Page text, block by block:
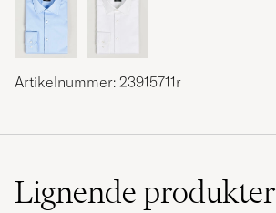
Artikelnummer: 23915711r
Lignendeprodukter